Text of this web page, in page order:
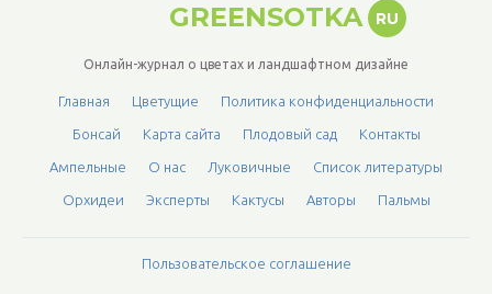
GREENSOTKA RU
Онлайн-журнал о цветах и ландшафтном дизайне
Главная Цветущие Политика конфиденциальности
Бонсай Карта сайта Плодовый сад Контакты
Ампельные О нас Луковичные Список литературы
Орхидеи Эксперты Кактусы Авторы Пальмы
Пользовательское соглашение